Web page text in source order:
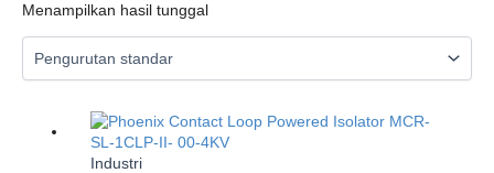
Menampilkan hasil tunggal
Industri